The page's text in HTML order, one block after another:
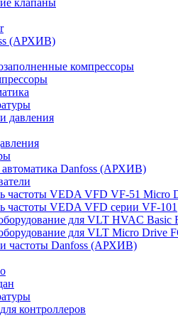
клапаны
(АРХИВ)
компрессоры
давления
Danfoss (АРХИВ)
частоты VEDA VFD VF-51 Micro
частоты VEDA VFD серии VF-101
для VLT HVAC Basic
для VLT Micro Drive
частоты Danfoss (АРХИВ)
контроллеров